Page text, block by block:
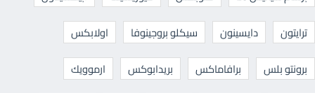
ترايتون
دايسينون سيكلو بروجينوفا
اولابكس
برونتو بلس
برافاماكس بريدابوكس
ارموويك